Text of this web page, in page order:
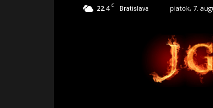
22.4 C Bratislava piatok, 7.
SLOBODNÝ